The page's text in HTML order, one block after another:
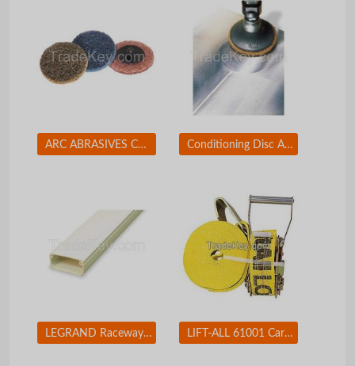
ARC ABRASIVES Conditioning Disc, AlO, 2in, Med, TR Conditioning Disc AlO 1-1/2in Med TR
LEGRAND Raceway Hinge Locking PN10L08V LIFT-ALL 61001 Cargo Strap Winch 27 ft x 2 In 3300 lb